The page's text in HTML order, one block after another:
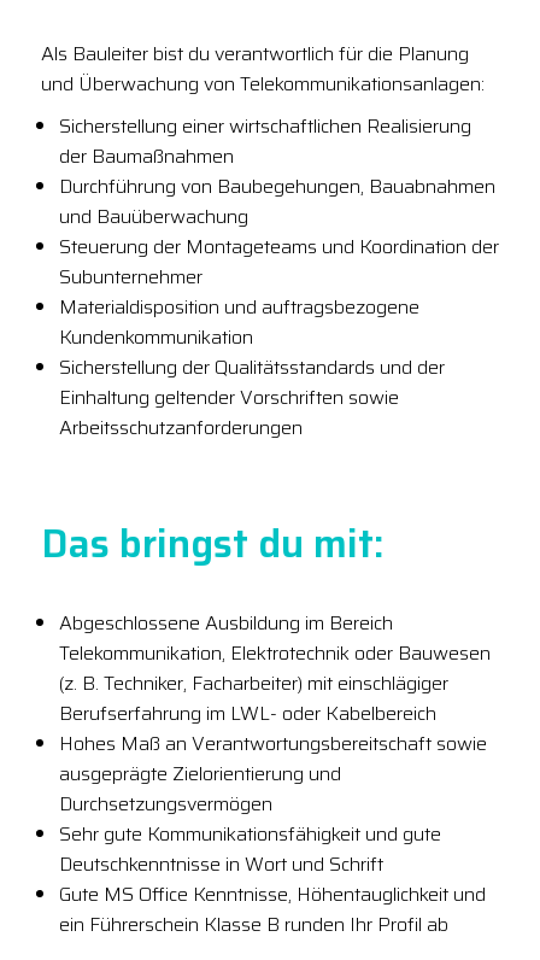
Als Bauleiter bist du verantwortlich für die Planung
und Überwachung von Telekommunikationsanlagen:
Sicherstellung einer wirtschaftlichen Realisierung
der Baumaßnahmen
Durchführung von Baubegehungen, Bauabnahmen
und Bauüberwachung
Steuerung der Montageteams und Koordination der
Subunternehmer
Materialdisposition und auftragsbezogene
Kundenkommunikation
Sicherstellung der Qualitätsstandards und der
Einhaltung geltender Vorschriften sowie
Arbeitsschutzanforderungen
Das bringst du mit:
Abgeschlossene Ausbildung im Bereich
Telekommunikation, Elektrotechnik oder Bauwesen
(z. B. Techniker, Facharbeiter) mit einschlägiger
Berufserfahrung im LWL- oder Kabelbereich
Hohes Maß an Verantwortungsbereitschaft sowie
ausgeprägte Zielorientierung und
Durchsetzungsvermögen
Sehr gute Kommunikationsfähigkeit und gute
Deutschkenntnisse in Wort und Schrift
Gute MS Office Kenntnisse, Höhentauglichkeit und
ein Führerschein Klasse B runden Ihr Profil ab